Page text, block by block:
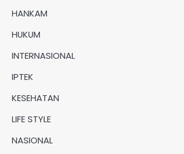
HANKAM
HUKUM
INTERNASIONAL
IPTEK
KESEHATAN
LIFE STYLE
NASIONAL